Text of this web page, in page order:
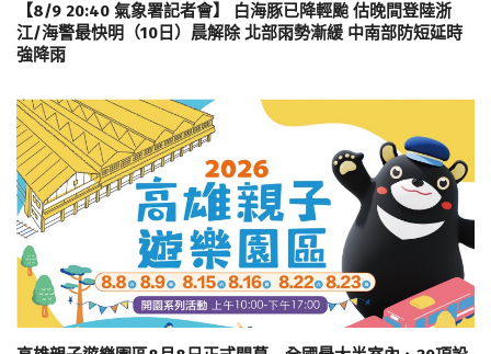
【8/9 20:40 氣象署記者會】 白海豚已降輕颱 估晚間登陸浙
江/海警最快明（10日）晨解除 北部雨勢漸緩 中南部防短延時
強降雨